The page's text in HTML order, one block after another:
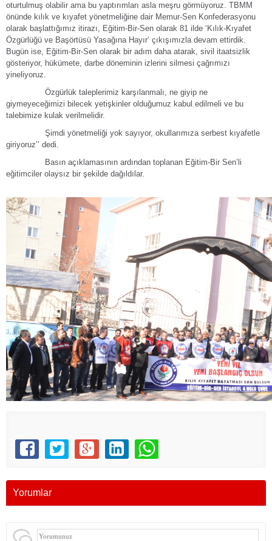
oturtulmuş olabilir ama bu yaptırımları asla meşru görmüyoruz. TBMM
önünde kılık ve kıyafet yönetmeliğine dair Memur-Sen Konfederasyonu
olarak başlattığımız itirazı, Eğitim-Bir-Sen olarak 81 ilde ‘Kılık-Kıyafet
Özgürlüğü ve Başörtüsü Yasağına Hayır’ çıkışımızla devam ettirdik.
Bugün ise, Eğitim-Bir-Sen olarak bir adım daha atarak, sivil itaatsizlik
gösteriyor, hükümete, darbe döneminin izlerini silmesi çağrımızı
yineliyoruz.
Özgürlük taleplerimiz karşılanmalı, ne giyip ne
giymeyeceğimizi bilecek yetişkinler olduğumuz kabul edilmeli ve bu
talebimize kulak verilmelidir.
Şimdi yönetmeliği yok sayıyor, okullarımıza serbest kıyafetle
giriyoruz’’ dedi.
Basın açıklamasının ardından toplanan Eğitim-Bir Sen’li
eğitimciler olaysız bir şekilde dağıldılar.
Yorumlar